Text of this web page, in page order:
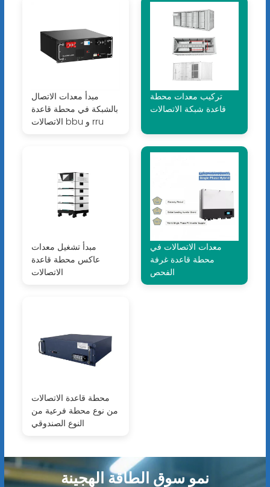
مبدأ معدات الاتصال
بالشبكة في محطة قاعدة
الاتصالات bbu و rru
تركيب معدات محطة
قاعدة شبكة الاتصالات
مبدأ تشغيل معدات
عاكس محطة قاعدة
الاتصالات
معدات الاتصالات في
محطة قاعدة غرفة
الفحص
محطة قاعدة الاتصالات
من نوع محطة فرعية من
النوع الصندوقي
نمو سوق الطاقة الهجينة